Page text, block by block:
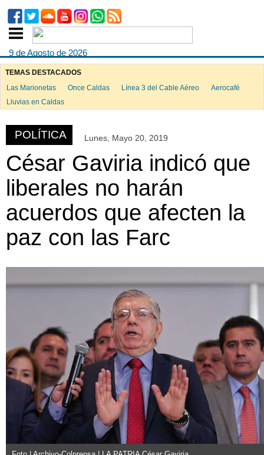
9 de Agosto de 2026
TEMAS DESTACADOS
Las Marionetas
Once Caldas Línea 3 del Cable Aéreo
Aerocafé
Lluvias en Caldas
POLÍTICA Lunes, Mayo 20, 2019
César Gaviria indicó que
liberales no harán
acuerdos que afecten la
paz con las Farc